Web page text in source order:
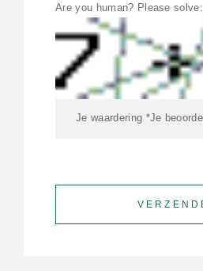
Are you human? Please solve: